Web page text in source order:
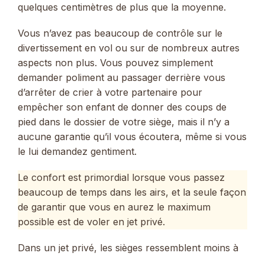
quelques centimètres de plus que la moyenne.
Vous n’avez pas beaucoup de contrôle sur le
divertissement en vol ou sur de nombreux autres
aspects non plus. Vous pouvez simplement
demander poliment au passager derrière vous
d’arrêter de crier à votre partenaire pour
empêcher son enfant de donner des coups de
pied dans le dossier de votre siège, mais il n’y a
aucune garantie qu’il vous écoutera, même si vous
le lui demandez gentiment.
Le confort est primordial lorsque vous passez
beaucoup de temps dans les airs, et la seule façon
de garantir que vous en aurez le maximum
possible est de voler en jet privé.
Dans un jet privé, les sièges ressemblent moins à